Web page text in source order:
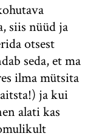
siis nüüd ja
otsest
seda, et ma
ilma mütsita
ja kui
alati kas